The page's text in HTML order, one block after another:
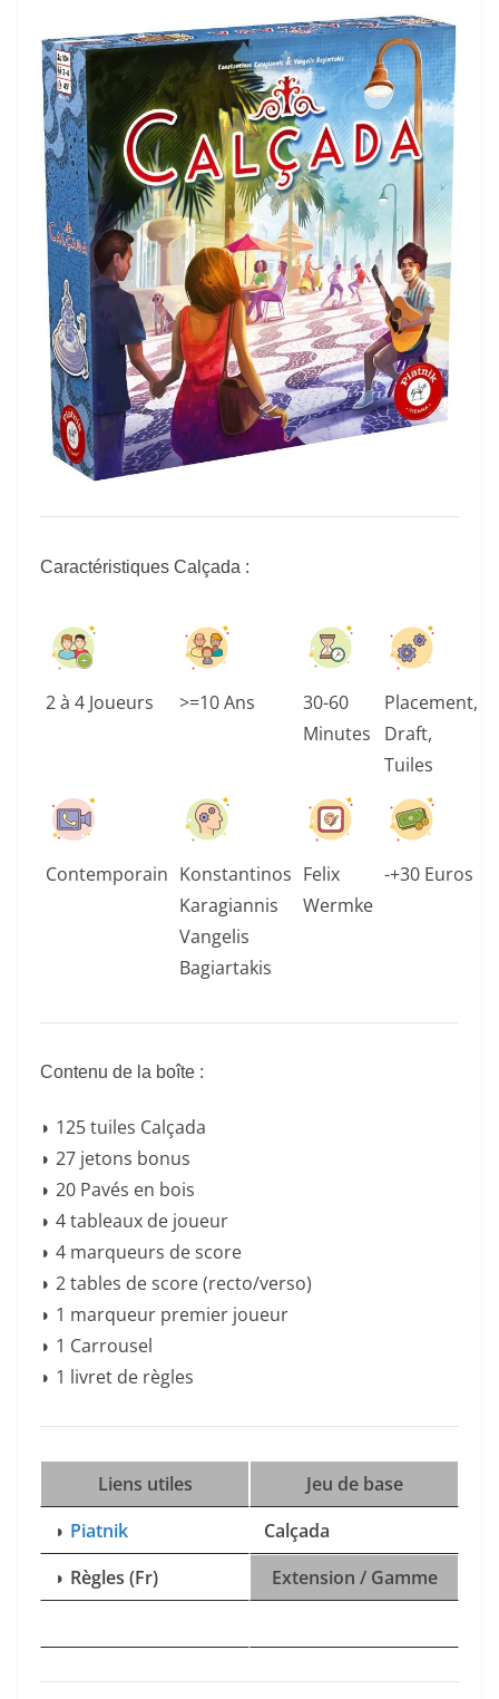
Caractéristiques Calçada :
2 à 4 Joueurs >=10 Ans
30-60
Minutes
Placement,
Draft,
Tuiles
Contemporain Konstantinos
Karagiannis
Vangelis
Bagiartakis
Felix
Wermke
-+30 Euros
Contenu de la boîte :
◗ 125 tuiles Calçada
◗ 27 jetons bonus
◗ 20 Pavés en bois
◗ 4 tableaux de joueur
◗ 4 marqueurs de score
◗ 2 tables de score (recto/verso)
◗ 1 marqueur premier joueur
◗ 1 Carrousel
◗ 1 livret de règles
Liens utiles
Jeu de base
◗ Piatnik
Calçada
◗ Règles (Fr) Extension / Gamme